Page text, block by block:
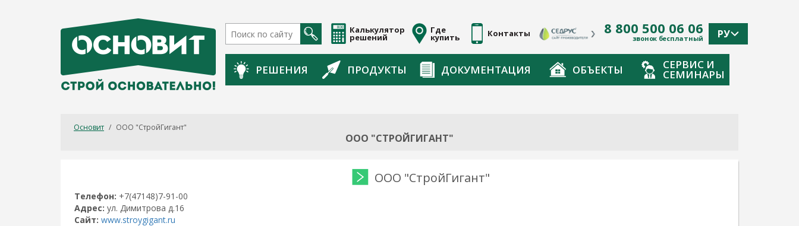
Калькулятор
решений
Где
купить Контакты 8 800 500 06 06
звонок бесплатный РУ
РЕШЕНИЯ ПРОДУКТЫ ДОКУМЕНТАЦИЯ ОБЪЕКТЫ СЕРВИС И
СЕМИНАРЫ
Основит / ООО "СтройГигант"
ООО "СТРОЙГИГАНТ"
Телефон: +7(47148)7-91-00
Адрес: ул. Димитрова д.16
Сайт: www.stroygigant.ru
ООО "СтройГигант"